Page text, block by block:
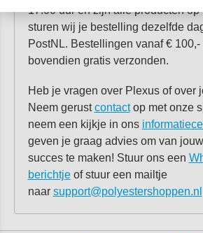
17:00 uur en zijn alle producten op
sturen wij je bestelling dezelfde
PostNL. Bestellingen vanaf € 100,-
bovendien gratis verzonden.
Heb je vragen over Plexus of over
Neem gerustcontactop met onze
neem een kijkje in ons
geven je graag advies om van
succes te maken! Stuur ons een
berichtjeof stuur een mailtje
naar support@polyestershoppen.nl